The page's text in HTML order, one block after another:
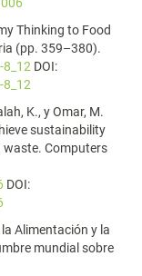
Thinking to Food
(pp. 359–380).
DOI:
K., y Omar, M.
sustainability
Computers
DOI:
Alimentación y la
mundial sobre